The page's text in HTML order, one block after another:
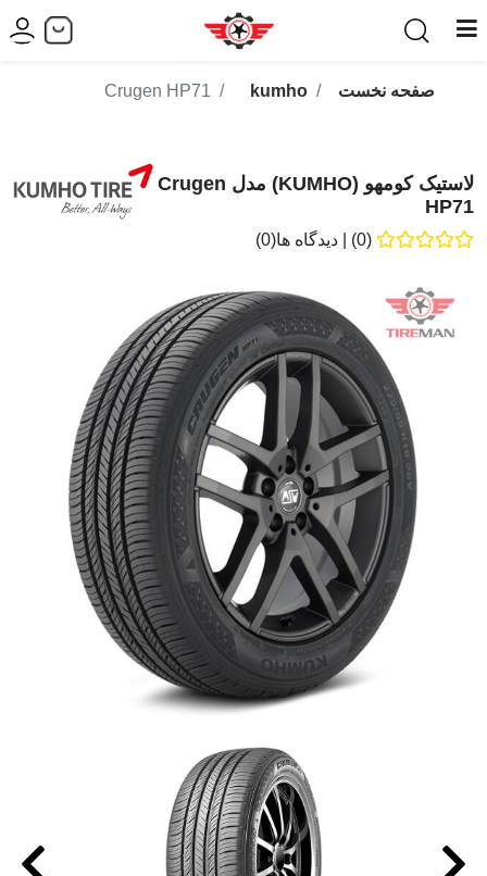
صفحه نخست kumho
Crugen HP71
لاستیک کومهو (KUMHO) مدل Crugen
HP71
(0) دیدگاه ها(0)